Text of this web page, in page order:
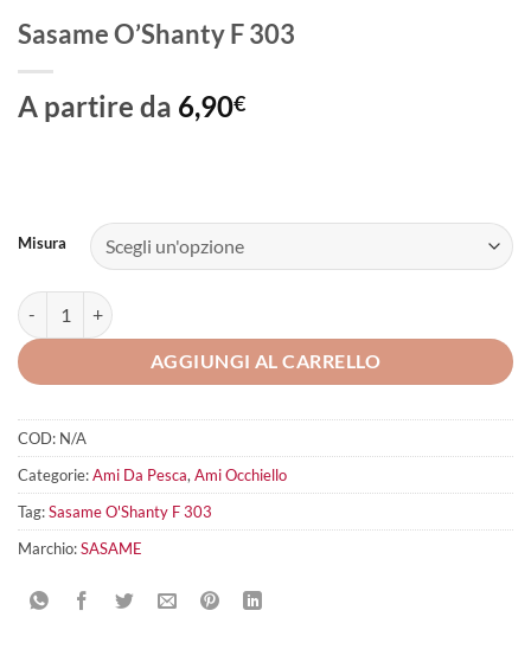
Sasame O’Shanty F 303
A partire da 6,90€
Misura
Sasame O'Shanty F 303 quantità
AGGIUNGI AL CARRELLO
COD: N/A
Categorie:Ami Da Pesca, Ami Occhiello
Tag:Sasame O'Shanty F 303
Marchio:SASAME